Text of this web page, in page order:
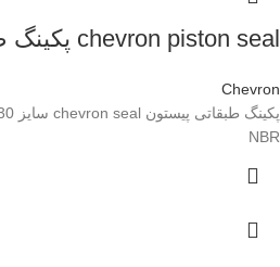
chevron piston seal پکینگ طبقاتی
Chevron
NBR